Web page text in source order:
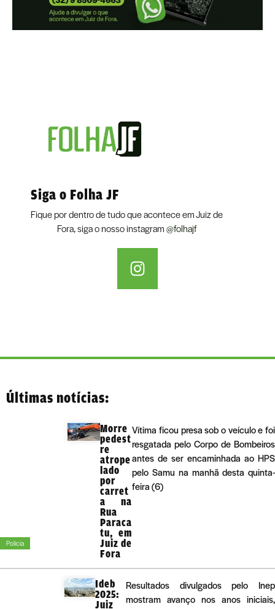
Siga o Folha JF
Fique por dentro de tudo que acontece em Juiz de
Fora, siga o nosso instagram@folhajf
Últimas notícias:
Polícia
Morre
pedest
re
atrope
lado
por
carret
a na
Rua
Paraca
tu, em
Juiz de
Fora
Vítima ficou presa sob o veículo e foi
resgatada pelo Corpo de Bombeiros
antes de ser encaminhada ao HPS
pelo Samu na manhã desta quinta-
feira (6)
Ideb
2025:
Juiz
Resultados divulgados pelo Inep
mostram avanço nos anos iniciais,